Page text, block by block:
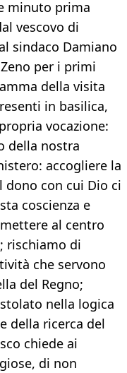
minuto prima
vescovo di
sindaco Damiano
per i primi
della visita
in basilica,
vocazione:
della nostra
accogliere la
dono con cui Dio ci
coscienza e
al centro
rischiamo di
che servono
del Regno;
nella logica
della ricerca del
chiede ai
di non